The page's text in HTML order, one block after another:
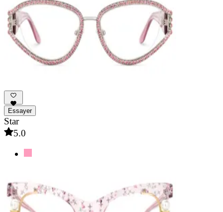
Essayer
Star
5.0